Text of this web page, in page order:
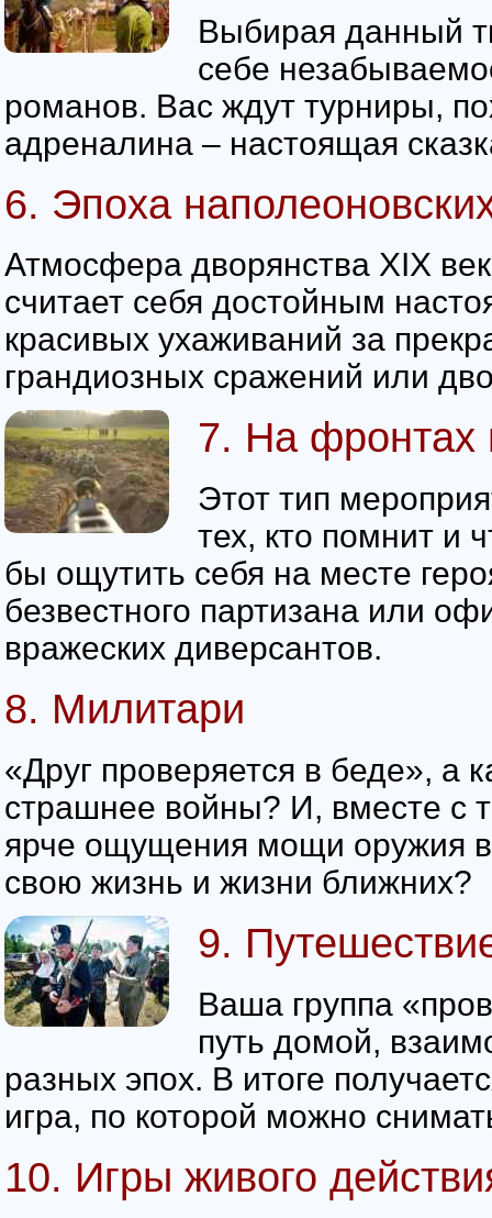
Выбирая данный
себе
романов. Вас ждут турниры,
адреналина – настоящая
6. Эпоха
Атмосфера дворянства XIX
считает себя достойным
красивых ухаживаний за
грандиозных сражений или
7. На фронтах
Этот тип
тех, кто помнит и
бы ощутить себя на месте
безвестного партизана или
вражеских диверсантов.
8. Милитари
«Друг проверяется в беде», а
страшнее войны? И, вместе с
ярче ощущения мощи оружия в
свою жизнь и жизни ближних?
9.
Ваша группа
путь домой,
разных эпох. В итоге
игра, по которой можно
10. Игры живого